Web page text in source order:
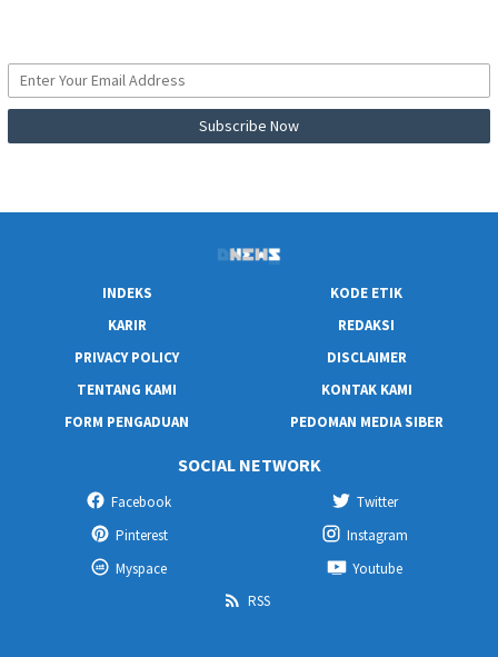
INDEKS
KODE ETIK
KARIR
REDAKSI
PRIVACY POLICY
DISCLAIMER
TENTANG KAMI
KONTAK KAMI
FORM PENGADUAN
PEDOMAN MEDIA SIBER
SOCIAL NETWORK
Facebook
Twitter
Pinterest
Instagram
Myspace
Youtube
RSS